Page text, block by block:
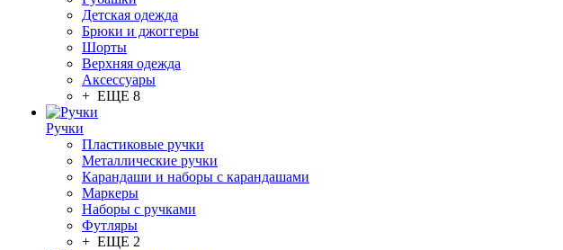
Детская одежда
Брюки и джоггеры
Шорты
Верхняя одежда
Аксессуары
+ ЕЩЕ 8
Ручки
Пластиковые ручки
Металлические ручки
Карандаши и наборы с карандашами
Маркеры
Наборы с ручками
Футляры
+ ЕЩЕ 2